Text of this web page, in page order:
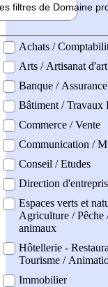
filtres de Domaine
professionel
Achats /
Arts / Artisanat d'art
Banque / Assurance
Bâtiment / Travaux
Commerce / Vente
Communication /
Conseil / Etudes
Direction
Espaces verts et
Agriculture / Pêche
animaux
Hôtellerie -
Tourisme /
Immobilier